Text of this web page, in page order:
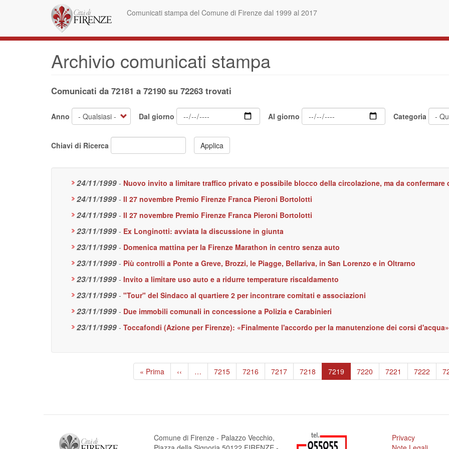
principale
Comunicati stampa del Comune di Firenze dal 1999 al 2017
Archivio comunicati stampa
Comunicati da 72181 a 72190 su 72263 trovati
Anno Dal giorno Al giorno Categoria
Chiavi di Ricerca Applica
24/11/1999 - Nuovo invito a limitare traffico privato e possibile blocco della circolazione, ma da confermare
24/11/1999 - Il 27 novembre Premio Firenze Franca Pieroni Bortolotti
24/11/1999 - Il 27 novembre Premio Firenze Franca Pieroni Bortolotti
23/11/1999 - Ex Longinotti: avviata la discussione in giunta
23/11/1999 - Domenica mattina per la Firenze Marathon in centro senza auto
23/11/1999 - Più controlli a Ponte a Greve, Brozzi, le Piagge, Bellariva, in San Lorenzo e in Oltrarno
23/11/1999 - Invito a limitare uso auto e a ridurre temperature riscaldamento
23/11/1999 - "Tour" del Sindaco al quartiere 2 per incontrare comitati e associazioni
23/11/1999 - Due immobili comunali in concessione a Polizia e Carabinieri
23/11/1999 - Toccafondi (Azione per Firenze): «Finalmente l'accordo per la manutenzione dei corsi d'acqua»
Prima
pagina
« Prima
Pagina
precedente
‹‹ … Page
7215 Page
7216 Page
7217 Page
7218
Pagina
attuale
7219 Page
7220 Page
7221 Page
7222
Comune di Firenze - Palazzo Vecchio,
Privacy